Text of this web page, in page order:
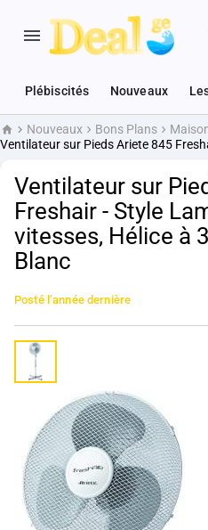
Plébiscités Nouveaux
AccueilNouveaux Bons Plans
Ventilateur sur
Freshair - Style
vitesses, Hélice à
Blanc
Posté l’année dernière